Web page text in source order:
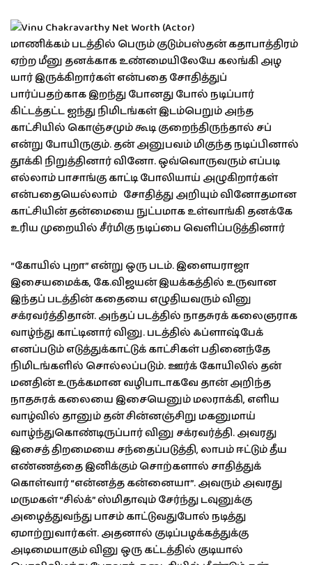
மாணிக்கம் படத்தில் பெரும் குடும்பஸ்தன் கதாபாத்திரம்
ஏற்ற மீனு தனக்காக உண்மையிலேயே கலங்கி அழ
யார் இருக்கிறார்கள் என்பதை சோதித்துப்
பார்ப்பதற்காக இறந்து போனது போல் நடிப்பார்
கிட்டத்தட்ட ஐந்து நிமிடங்கள் இடம்பெறும் அந்த
காட்சியில் கொஞ்சமும் கூடி குறைந்திருந்தால் சப்
என்று போயிருகும். தன் அனுபவம் மிகுந்த நடிப்பினால்
தூக்கி நிறுத்தினார் வினோ. ஒவ்வொருவரும் எப்படி
எல்லாம் பாசாங்கு காட்டி போலியாய் அழுகிறார்கள்
என்பதையெல்லாம் சோதித்து அறியும் வினோதமான
காட்சியின் தன்மையை நுட்பமாக உள்வாங்கி தனக்கே
உரிய முறையில் சீர்மிகு நடிப்பை வெளிப்படுத்தினார்
“கோயில் புறா” என்று ஒரு படம். இளையராஜா
இசையமைக்க, கே.விஜயன் இயக்கத்தில் உருவான
இந்தப் படத்தின் கதையை எழுதியவரும் வினு
சக்ரவர்த்திதான். அந்தப் படத்தில் நாதசுரக் கலைஞராக
வாழ்ந்து காட்டினார் வினு. படத்தில் ஃப்ளாஷ்பேக்
எனப்படும் எடுத்துக்காட்டுக் காட்சிகள் பதினைந்தே
நிமிடங்களில் சொல்லப்படும். ஊர்க் கோயிலில் தன்
மனதின் உருக்கமான வழிபாடாகவே தான் அறிந்த
நாதசுரக் கலையை இசையெனும் மலராக்கி, எளிய
வாழ்வில் தானும் தன் சின்னஞ்சிறு மகனுமாய்
வாழ்ந்துகொண்டிருப்பார் வினு சக்ரவர்த்தி. அவரது
இசைத் திறமையை சந்தைப்படுத்தி, லாபம் ஈட்டும் தீய
எண்ணத்தை இனிக்கும் சொற்களால் சாதித்துக்
கொள்வார் “என்னத்த கன்னையா”. அவரும் அவரது
மருமகள் “சில்க்” ஸ்மிதாவும் சேர்ந்து டவுனுக்கு
அழைத்துவந்து பாசம் காட்டுவதுபோல் நடித்து
ஏமாற்றுவார்கள். அதனால் குடிப்பழக்கத்துக்கு
அடிமையாகும் வினு ஒரு கட்டத்தில் குடியால்